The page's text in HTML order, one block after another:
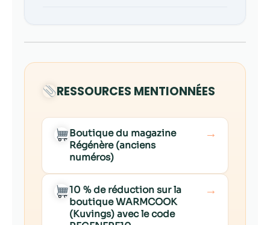
RESSOURCES MENTIONNÉES
Boutique du magazine
Régénère (anciens
numéros)
→
10 % de réduction sur la
boutique WARMCOOK
(Kuvings) avec le code
→